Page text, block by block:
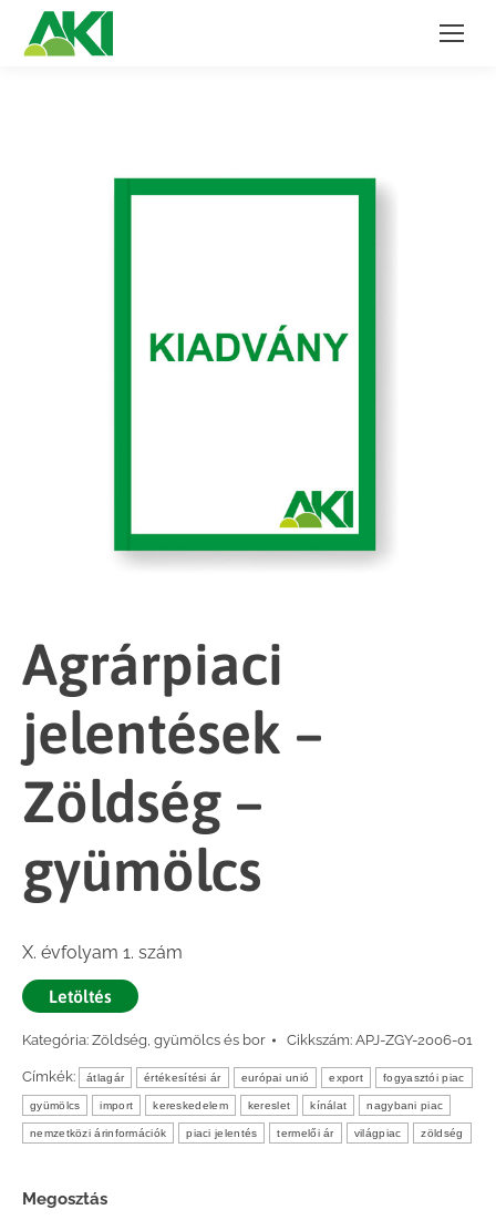
Agrárpiaci
jelentések –
Zöldség –
gyümölcs
X. évfolyam 1. szám
Letöltés
Kategória: Zöldség, gyümölcs és bor Cikkszám: APJ-ZGY-2006-01
Címkék: átlagár értékesítési ár európai unió export fogyasztói piac
gyümölcs import kereskedelem kereslet kínálat nagybani piac
nemzetközi árinformációk piaci jelentés termelői ár világpiac zöldség
Megosztás